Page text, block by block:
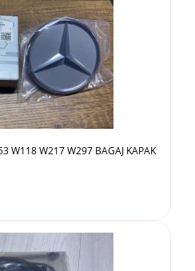
W118 W217 W297 BAGAJ KAPAK